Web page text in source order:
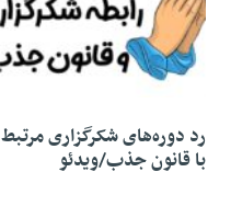
رد دوره‌های شکرگزاری مرتبط
با قانون جذب/ویدئو